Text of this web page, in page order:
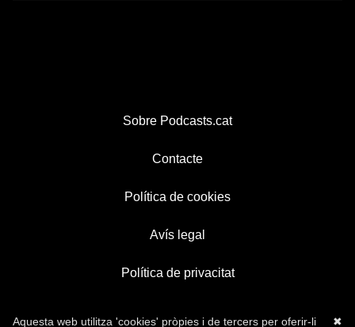
Sobre Podcasts.cat
Contacte
Política de cookies
Avís legal
Política de privacitat
✖
Aquesta web utilitza 'cookies' pròpies i de tercers per oferir-li